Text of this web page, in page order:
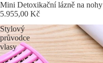
Mini Detoxikační lázně na nohy
5.955,00 Kč
Stylový
průvodce
vlasy